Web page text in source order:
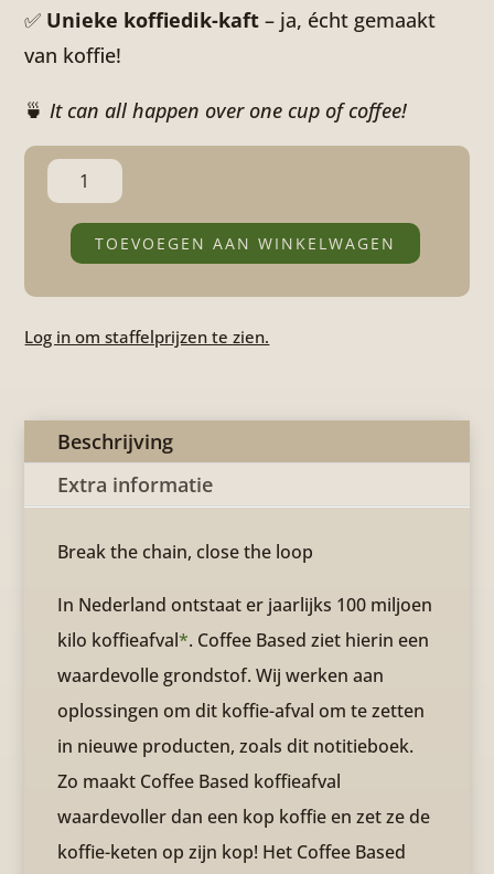
✅ Unieke koffiedik-kaft – ja, écht gemaakt
van koffie!
🍵It can all happen over one cup of coffee!
Coffee
Based
TOEVOEGEN AAN WINKELWAGEN
Log in om staffelprijzen te zien.
Beschrijving
Extra informatie
Break the chain, close the loop
In Nederland ontstaat er jaarlijks 100 miljoen
kilo koffieafval*. Coffee Based ziet hierin een
waardevolle grondstof. Wij werken aan
oplossingen om dit koffie-afval om te zetten
in nieuwe producten, zoals dit notitieboek.
Zo maakt Coffee Based koffieafval
waardevoller dan een kop koffie en zet ze de
koffie-keten op zijn kop! Het Coffee Based